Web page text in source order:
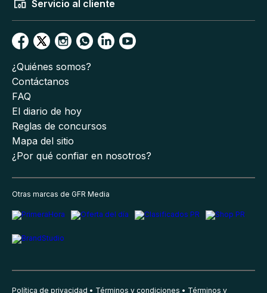
Servicio al cliente
¿Quiénes somos?
Contáctanos
FAQ
El diario de hoy
Reglas de concursos
Mapa del sitio
¿Por qué confiar en nosotros?
Otras marcas de GFR Media
Política de privacidad Términos y condiciones Términos y